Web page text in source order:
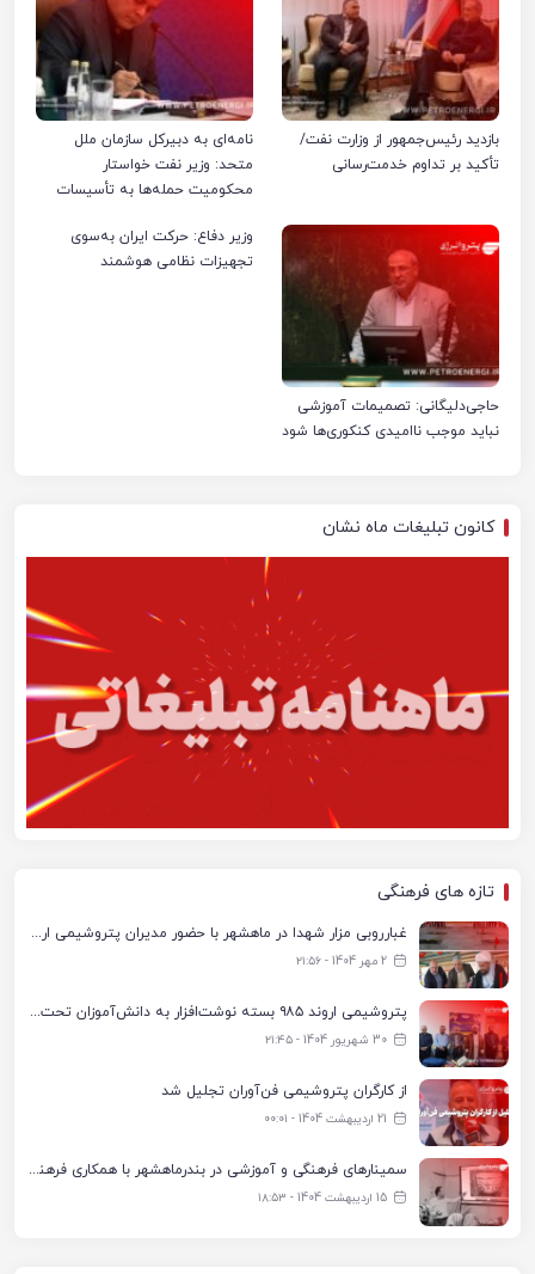
بازدید رئیس‌جمهور از وزارت نفت/
تأکید بر تداوم خدمت‌رسانی
نامه‌ای به دبیرکل سازمان ملل
متحد: وزیر نفت خواستار
محکومیت حمله‌ها به تأسیسات
حاجی‌دلیگانی: تصمیمات آموزشی
نباید موجب ناامیدی کنکوری‌ها شود
وزیر دفاع: حرکت ایران به‌سوی
تجهیزات نظامی هوشمند
کانون تبلیغات ماه نشان
تازه های فرهنگی
غبارروبی مزار شهدا در ماهشهر با حضور مدیران پتروشیمی اروند و مسئولان شهری
2 مهر 1404 - ۲۱:۵۶
پتروشیمی اروند ۹۸۵ بسته نوشت‌افزار به دانش‌آموزان تحت پوشش کمیته امداد بندرماهشهر اهدا کرد
30 شهریور 1404 - ۲۱:۴۵
از کارگران پتروشیمی فن‌آوران تجلیل شد
21 اردیبهشت 1404 - ۰۰:۰۱
سمینارهای فرهنگی و آموزشی در بندرماهشهر با همکاری فرهنگ‌سرای پتروشیمی مارون
15 اردیبهشت 1404 - ۱۸:۵۳